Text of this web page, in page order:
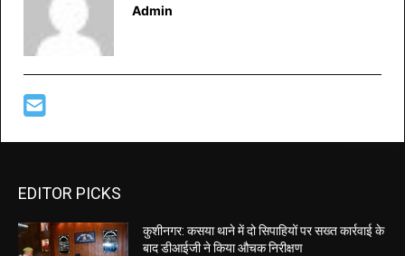
Admin
EDITOR PICKS
कुशीनगर: कसया थाने में दो सिपाहियों पर सख्त कार्रवाई के
बाद डीआईजी ने किया औचक निरीक्षण